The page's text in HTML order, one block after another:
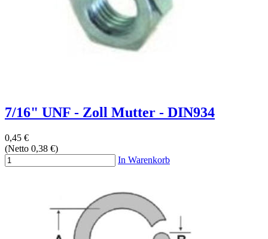
7/16" UNF - Zoll Mutter - DIN934
0,45 €
(Netto 0,38 €)
In Warenkorb